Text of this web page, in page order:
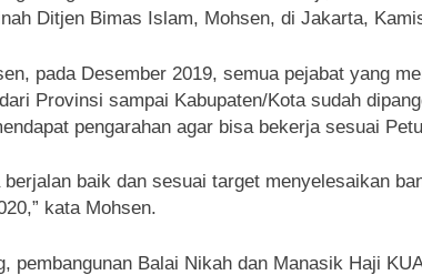
Ditjen Bimas Islam, Mohsen, di Jakarta,
pada Desember 2019, semua pejabat yang
Provinsi sampai Kabupaten/Kota sudah
pengarahan agar bisa bekerja sesuai
berjalan baik dan sesuai target menyelesaikan
kata Mohsen.
pembangunan Balai Nikah dan Manasik Haji